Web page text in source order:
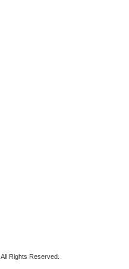
. All Rights Reserved.